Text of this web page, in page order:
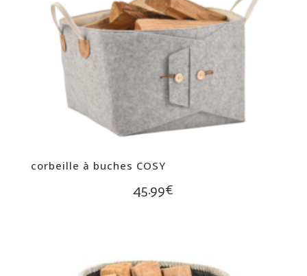
corbeille à buches COSY
45.99€